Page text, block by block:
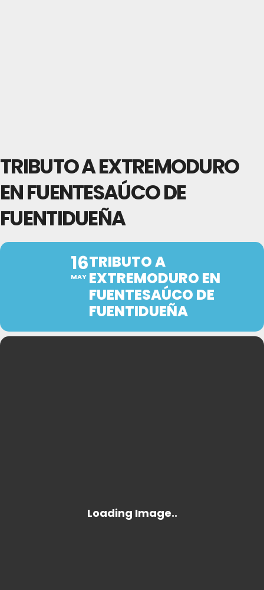
TRIBUTO A EXTREMODURO
EN FUENTESAÚCO DE
FUENTIDUEÑA
16
MAY
TRIBUTO A
EXTREMODURO EN
FUENTESAÚCO DE
FUENTIDUEÑA